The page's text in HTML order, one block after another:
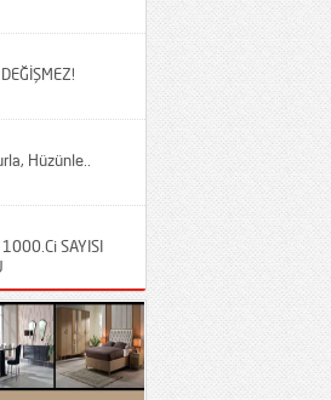
Hüzünle..
SAYISI